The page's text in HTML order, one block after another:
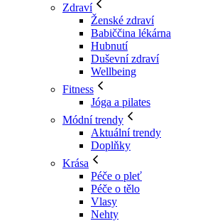
Zdraví
Ženské zdraví
Babiččina lékárna
Hubnutí
Duševní zdraví
Wellbeing
Fitness
Jóga a pilates
Módní trendy
Aktuální trendy
Doplňky
Krása
Péče o pleť
Péče o tělo
Vlasy
Nehty